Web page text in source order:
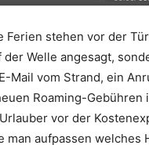
Ferien stehen vor der
Welle angesagt,
Mail vom Strand, ein
Roaming-Gebühren
vor der
man aufpassen welches